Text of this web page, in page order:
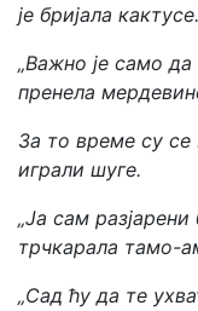
је бријала кактусе.
„Важно је само да
пренела
За то време су се
играли шуге.
„Ја сам
трчкарала тамо-
„Сад ћу да те